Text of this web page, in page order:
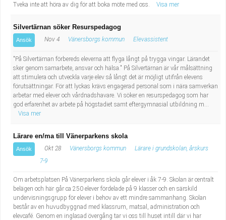
Tveka inte att höra av dig för att boka möte med oss.
Visa mer
Silvertärnan söker Resurspedagog
Ansök Nov 4 Vänersborgs kommun Elevassistent
"På Silvertärnan förbereds eleverna att flyga långt på trygga vingar. Lärandet
sker genom samarbete, ansvar och hälsa." På Silvertärnan är vår målsättning
att stimulera och utveckla varje elev så långt det är möjligt utifrån elevens
förutsättningar. För att lyckas krävs engagerad personal som i nära samverkan
arbetar med elever och vårdnadshavare. Vi söker en resurspedagog som har
god erfarenhet av arbete på högstadiet samt eftergymnasial utbildning m...
Visa mer
Lärare en/ma till Vänerparkens skola
Ansök Okt 28 Vänersborgs kommun
Lärare i grundskolan, årskurs
7-9
Om arbetsplatsen På Vänerparkens skola går elever i åk 7-9. Skolan är centralt
belägen och här går ca 250 elever fördelade på 9 klasser och en särskild
undervisningsgrupp för elever i behov av ett mindre sammanhang. Skolan
består av en huvudbyggnad med klassrum, matsal, administration och
elevcafé. Genom en inglasad övergång tar vi oss till huset intill där vi har